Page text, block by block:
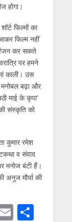
होगा।
फिल्‍मों का
फिल्‍म नहीं
कर सकते
पर हमने
काली। उस‍
मनोबल बढ़ा और
माई के कृपा’
संस्‍कृति को
कुमार रमेश
व संवाद
मनोज बंटी हैं।
अनुज मौर्या की
E S